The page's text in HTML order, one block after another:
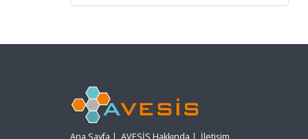
Ana Sayfa | AVESİS Hakkında | İletişim